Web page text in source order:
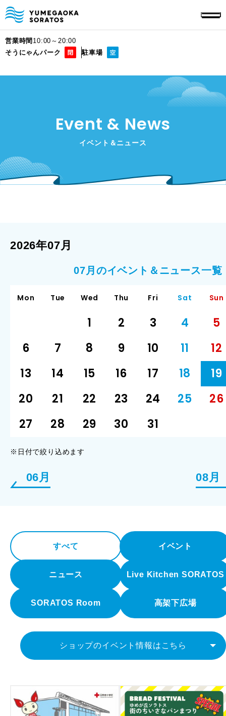
営業時間 10:00～20:00
そうにゃんパーク
駐車場
Event & News
イベント＆ニュース
06月
2026年07月
07月のイベント＆ニュース一
Mon Tue Wed Thu Fri Sat Sun
1 2 3 4
5
6
7 8 9 10 11
12
13
14 15 16 17 18
19
20
21 22 23 24 25
26
27
28 29 30 31
※日付で絞り込めます
08月
すべて イベント
ニュース Live Kitchen SORATOS
SORATOS Room 高架下広場
ショップのイベント情報はこちら